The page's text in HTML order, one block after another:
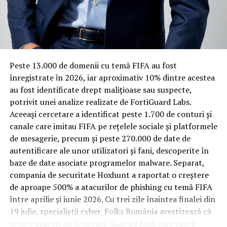
ArticolulIncredibil! Procurorii ”unității de elită” – DNA
Ploiești, acuzați că au falsificat un mandat de ascultare
ca să aresteze un șef de SERVICIU SECRETapare prima
dată înZiarul Incisiv de Prahova.
ARTICOLE PE ACEIASI TEMA: PRIMA
URMATORUL
Alertă meteo! Meteorologii anunță Cod Galben de
fenomene periculoase! | Capitala24
NU RATATI
Decizie de ultimă oră privind Brexitul! Anunț pentru toți
românii din Marea Britanie / Comisarul de Prahova –
Comisarul de Prahova
Rotația rapidă a oaspeților cere
materiale rezistente
Spre diferență de o locuință obișnuită, o cameră de hotel
trece printr-un ciclu de utilizare intensă: oaspeți diferiți,
bagaje trase pe roți, curățenie zilnică, uneori mai multe
rezervări consecutive în aceeași săptămână. Această
frecvență ridicată de utilizare pune presiune reală pe
orice suprafață, iar pardoseala este printre primele
elemente afectate vizibil, mai ales în zona din jurul
patului și a ușii de acces.
În etapa de renovare sau construcție, administratorii
care iau în calcul mocheta trafic intens
pentru zonele
cu rotație mare reduc riscul de uzură prematură și de
decolorare vizibilă în punctele de trecere frecventă. Este
o decizie care ține mai puțin de stil și mai mult de
Peste 13.000 de domenii cu temă FIFA au fost
înregistrate ȋn 2026, iar aproximativ 10% dintre acestea
au fost identificate drept malițioase sau suspecte,
potrivit unei analize realizate de FortiGuard Labs.
Aceeași cercetare a identificat peste 1.700 de conturi și
canale care imitau FIFA pe rețelele sociale și platformele
de mesagerie, precum și peste 270.000 de date de
autentificare ale unor utilizatori și fani, descoperite în
baze de date asociate programelor malware. Separat,
compania de securitate Hoxhunt a raportat o creștere
de aproape 500% a atacurilor de phishing cu temă FIFA
între aprilie și iunie 2026. Cu trei zile înaintea finalei din
19 iulie, specialiștii cyber_Folks România avertizează că